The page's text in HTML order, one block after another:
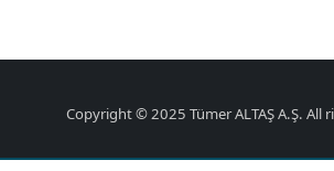
Copyright © 2025 Tümer ALTAŞ A.Ş. All